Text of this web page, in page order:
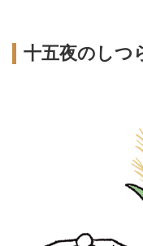
十五夜のしつ